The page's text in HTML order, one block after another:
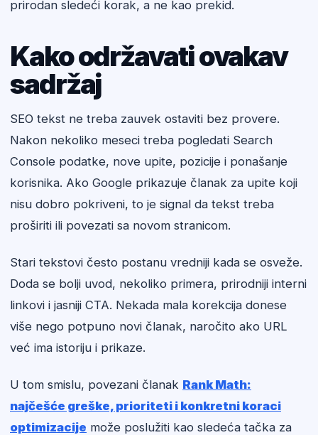
prirodan sledeći korak, a ne kao prekid.
Kako održavati ovakav
sadržaj
SEO tekst ne treba zauvek ostaviti bez provere.
Nakon nekoliko meseci treba pogledati Search
Console podatke, nove upite, pozicije i ponašanje
korisnika. Ako Google prikazuje članak za upite koji
nisu dobro pokriveni, to je signal da tekst treba
proširiti ili povezati sa novom stranicom.
Stari tekstovi često postanu vredniji kada se osveže.
Doda se bolji uvod, nekoliko primera, prirodniji interni
linkovi i jasniji CTA. Nekada mala korekcija donese
više nego potpuno novi članak, naročito ako URL
već ima istoriju i prikaze.
U tom smislu, povezani članak Rank Math:
najčešće greške, prioriteti i konkretni koraci
optimizacije može poslužiti kao sledeća tačka za